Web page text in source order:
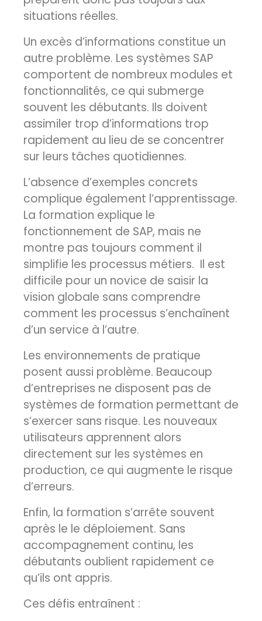
situations réelles.
Un excès d’informations constitue un
autre problème. Les systèmes SAP
comportent de nombreux modules et
fonctionnalités, ce qui submerge
souvent les débutants. Ils doivent
assimiler trop d’informations trop
rapidement au lieu de se concentrer
sur leurs tâches quotidiennes.
L’absence d’exemples concrets
complique également l’apprentissage.
La formation explique le
fonctionnement de SAP, mais ne
montre pas toujours comment il
simplifie les processus métiers. Il est
difficile pour un novice de saisir la
vision globale sans comprendre
comment les processus s’enchaînent
d’un service à l’autre.
Les environnements de pratique
posent aussi problème. Beaucoup
d’entreprises ne disposent pas de
systèmes de formation permettant de
s’exercer sans risque. Les nouveaux
utilisateurs apprennent alors
directement sur les systèmes en
production, ce qui augmente le risque
d’erreurs.
Enfin, la formation s’arrête souvent
après le le déploiement. Sans
accompagnement continu, les
débutants oublient rapidement ce
qu’ils ont appris.
Ces défis entraînent :